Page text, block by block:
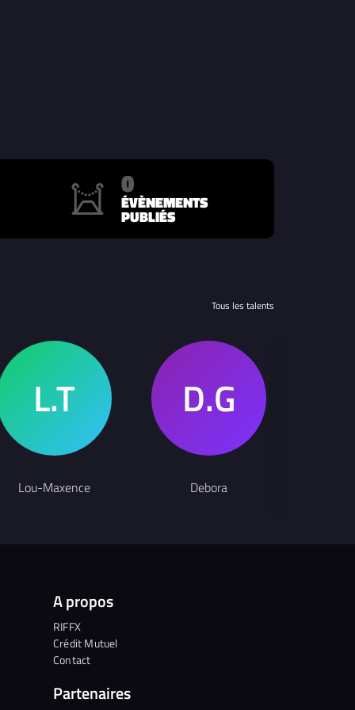
0
ÉVÈNEMENTS
PUBLIÉS
Tous les talents
Lou-Maxence Debora
A propos
RIFFX
Crédit Mutuel
Contact
Partenaires